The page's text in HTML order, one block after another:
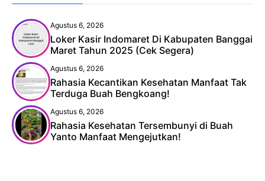
Agustus 6, 2026
Loker Kasir Indomaret Di Kabupaten Banggai
Maret Tahun 2025 (Cek Segera)
Agustus 6, 2026
Rahasia Kecantikan Kesehatan Manfaat Tak
Terduga Buah Bengkoang!
Agustus 6, 2026
Rahasia Kesehatan Tersembunyi di Buah
Yanto Manfaat Mengejutkan!